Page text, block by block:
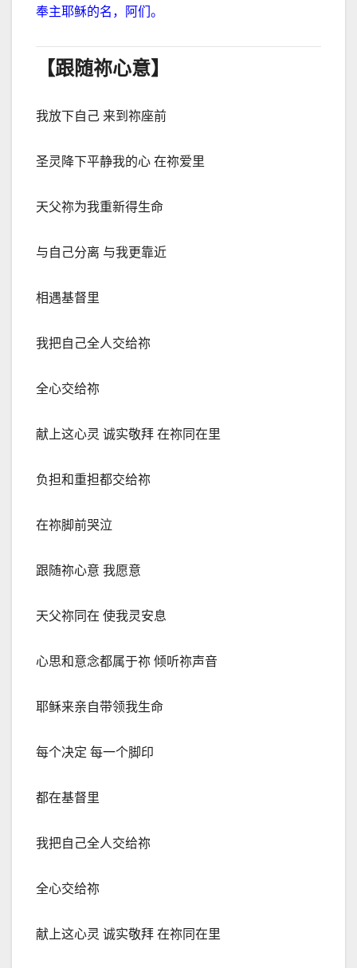
奉主耶稣的名，阿们。
【跟随祢心意】
我放下自己 来到祢座前
圣灵降下平静我的心 在祢爱里
天父祢为我重新得生命
与自己分离 与我更靠近
相遇基督里
我把自己全人交给祢
全心交给祢
献上这心灵 诚实敬拜 在祢同在里
负担和重担都交给祢
在祢脚前哭泣
跟随祢心意 我愿意
天父祢同在 使我灵安息
心思和意念都属于祢 倾听祢声音
耶稣来亲自带领我生命
每个决定 每一个脚印
都在基督里
我把自己全人交给祢
全心交给祢
献上这心灵 诚实敬拜 在祢同在里